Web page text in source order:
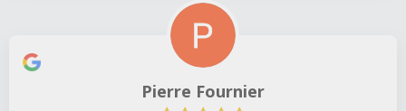
Pierre Fournier